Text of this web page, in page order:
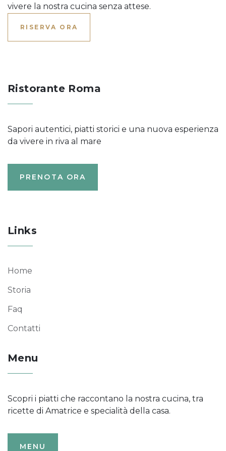
vivere la nostra cucina senza attese.
RISERVA ORA
Ristorante Roma
Sapori autentici, piatti storici e una nuova esperienza
da vivere in riva al mare
PRENOTA ORA
Links
Home
Storia
Faq
Contatti
Menu
Scopri i piatti che raccontano la nostra cucina, tra
ricette di Amatrice e specialità della casa.
MENU